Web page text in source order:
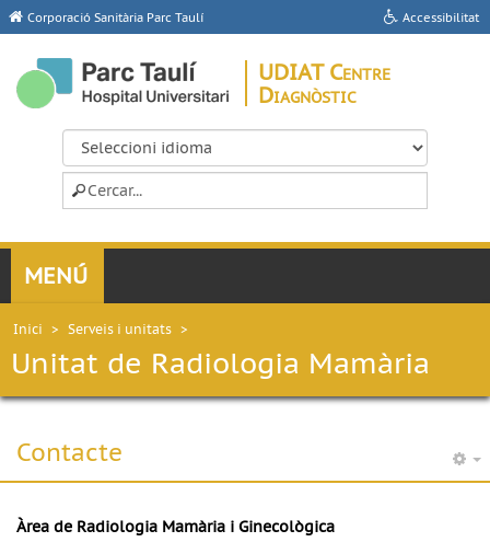
Corporació Sanitària Parc Taulí Accessibilitat
UDIAT Centre
Diagnòstic
Inici > Serveis i unitats >
Unitat de Radiologia Mamària
Contacte
Àrea de Radiologia Mamària i Ginecològica